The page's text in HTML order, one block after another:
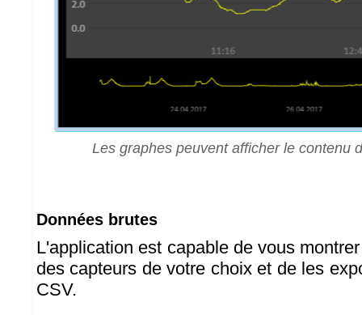
Les graphes peuvent afficher le contenu
Données brutes
L'application est capable de vous
des capteurs de votre choix et de les
CSV.